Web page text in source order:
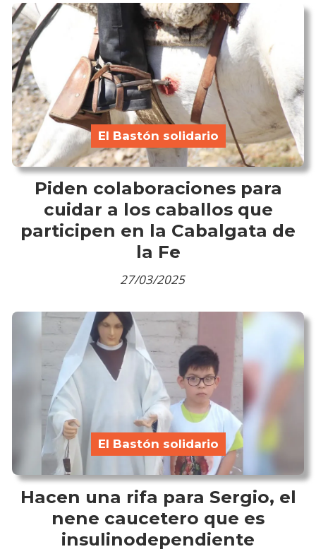
Piden colaboraciones para
cuidar a los caballos que
participen en la Cabalgata de
la Fe
El Bastón solidario
27/03/2025
Hacen una rifa para Sergio, el
nene caucetero que es
insulinodependiente
El Bastón solidario